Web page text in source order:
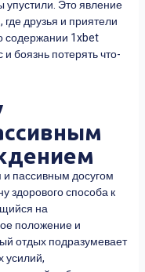
Это явление
друзья и приятели
содержании 1xbet
боязнь потерять что-
пассивным досугом
здорового способа к
на
положение и
отдых подразумевает
усилий,